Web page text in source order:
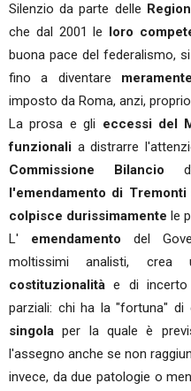
Silenzio da parte delle
che dal 2001 le loro
buona pace del federalismo,
fino a diventare
imposto da Roma, anzi,
La prosa e gli eccessi del
funzionali a distrarre
Commissione Bilancio
l'emendamento di Tremonti
colpisce durissimamente le
L' emendamento del
moltissimi analisti, crea
costituzionalità e di incerto
parziali: chi ha la "fortuna"
singola per la quale è
l'assegno anche se non
invece, da due patologie o